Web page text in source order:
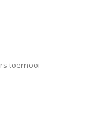
toernooi